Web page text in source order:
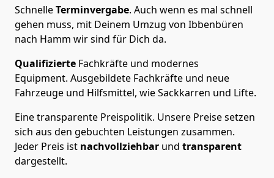
SchnelleTerminvergabe. Auch wenn es mal schnell
gehen muss, mit Deinem Umzug von Ibbenbüren
nach Hamm wir sind für Dich da.
Qualifizierte Fachkräfte und modernes
Equipment. Ausgebildete Fachkräfte und neue
Fahrzeuge und Hilfsmittel, wie Sackkarren und Lifte.
Eine transparente Preispolitik. Unsere Preise setzen
sich aus den gebuchten Leistungen zusammen.
Jeder Preis ist nachvollziehbar und transparent
dargestellt.